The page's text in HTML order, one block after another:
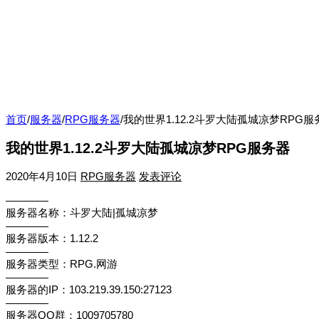
首页/服务器/RPG服务器/我的世界1.12.2斗罗大陆孤城凉梦RPG服
我的世界1.12.2斗罗大陆孤城凉梦RPG服务器
2020年4月10日 RPG服务器 发表评论
————
服务器名称：斗罗大陆|孤城凉梦
————
服务器版本：1.12.2
————
服务器类型：RPG.网游
————
服务器的IP：103.219.39.150:27123
————
服务器QQ群：1009705780